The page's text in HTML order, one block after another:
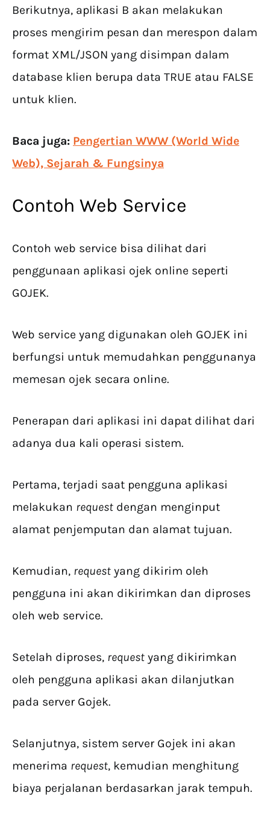
Berikutnya, aplikasi B akan melakukan
proses mengirim pesan dan merespon dalam
format XML/JSON yang disimpan dalam
database klien berupa data TRUE atau FALSE
untuk klien.
Baca juga: Pengertian WWW (World Wide
Web), Sejarah & Fungsinya
Contoh Web Service
Contoh web service bisa dilihat dari
penggunaan aplikasi ojek online seperti
GOJEK.
Web service yang digunakan oleh GOJEK ini
berfungsi untuk memudahkan penggunanya
memesan ojek secara online.
Penerapan dari aplikasi ini dapat dilihat dari
adanya dua kali operasi sistem.
Pertama, terjadi saat pengguna aplikasi
melakukan request dengan menginput
alamat penjemputan dan alamat tujuan.
Kemudian, request yang dikirim oleh
pengguna ini akan dikirimkan dan diproses
oleh web service.
Setelah diproses, request yang dikirimkan
oleh pengguna aplikasi akan dilanjutkan
pada server Gojek.
Selanjutnya, sistem server Gojek ini akan
menerima request, kemudian menghitung
biaya perjalanan berdasarkan jarak tempuh.